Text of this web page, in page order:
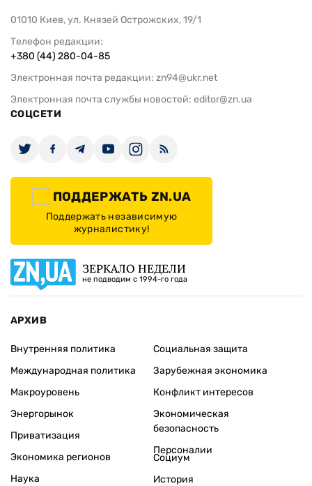
01010 Киев, ул. Князей Острожских, 19/1
Телефон редакции:
+380 (44) 280-04-85
Электронная почта редакции: zn94@ukr.net
Электронная почта службы новостей: editor@zn.ua
СОЦСЕТИ
ПОДДЕРЖАТЬ ZN.UA
Поддержать независимую
журналистику!
ЗЕРКАЛО НЕДЕЛИ
не подводим с 1994-го года
АРХИВ
Внутренняя политика
Международная политика
Макроуровень
Энергорынок
Приватизация
Экономика регионов
Социальная защита
Зарубежная экономика
Конфликт интересов
Экономическая
безопасность
Персоналии
Наука
Социум
История